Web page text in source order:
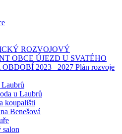
ROZVOJOVÝ
OBCE ÚJEZD U SVATÉHO
2023 –2027 Plán rozvoje
u Laubrů
koupališti
Benešová
salon